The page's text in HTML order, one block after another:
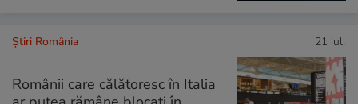
Știri România 21 iul.
Românii care călătoresc în Italia